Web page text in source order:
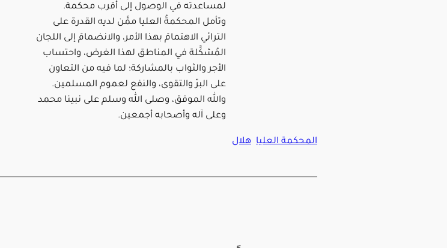
لمساعدته في الوصول إلى أقرب محكمة.
وتأمل المحكمةُ العليا ممَّن لديه القدرة على
الترائي الاهتمامَ بهذا الأمر، والانضمامَ إلى اللجان
المُشكَّلة في المناطق لهذا الغرض، واحتساب
الأجر والثواب بالمشاركة؛ لما فيه من التعاون
على البرّ والتقوى، والنفع لعموم المسلمين.
والله الموفق، وصلى الله وسلم على نبينا محمد
وعلى آله وأصحابه أجمعين.
المحكمة العليا هلال